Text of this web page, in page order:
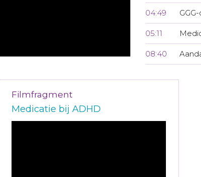
04:49
05:11
08:40
Filmfragment
Medicatie bij ADHD